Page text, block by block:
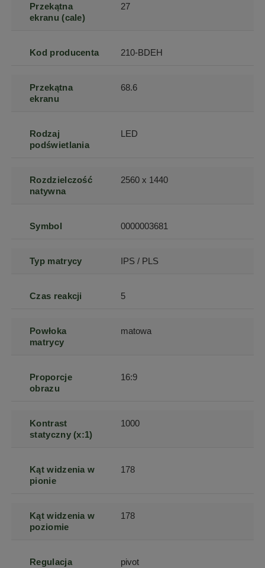
Przekątna
ekranu (cale)
27
Kod producenta 210-BDEH
Przekątna
ekranu
68.6
Rodzaj
podświetlania
LED
Rozdzielczość
natywna
2560 x 1440
Symbol 0000003681
Typ matrycy IPS / PLS
Czas reakcji 5
Powłoka
matrycy
matowa
Proporcje
obrazu
16:9
Kontrast
statyczny (x:1)
1000
Kąt widzenia w
pionie
178
Kąt widzenia w
poziomie
178
Regulacja
pivot